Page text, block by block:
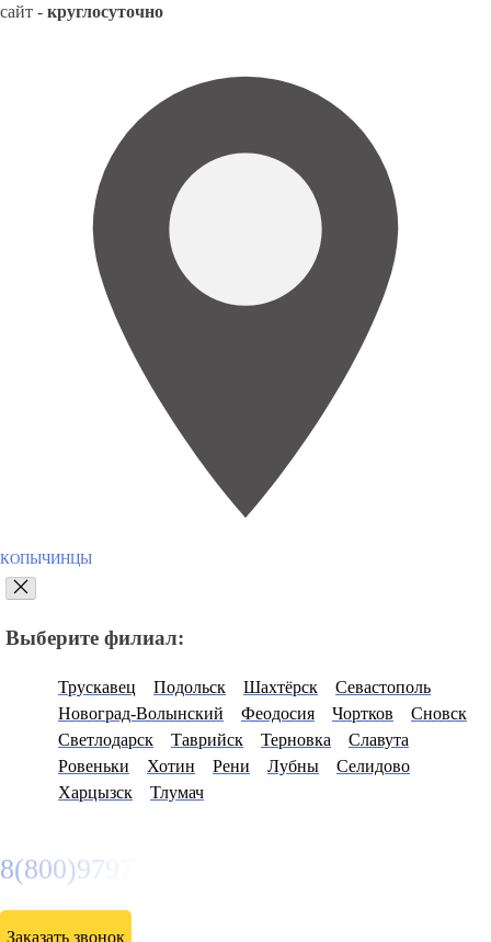
сайт - круглосуточно
КОПЫЧИНЦЫ
Выберите филиал:
Трускавец Подольск Шахтёрск
Севастополь
Новоград-Волынский
Феодосия Чортков
Сновск
Светлодарск
Таврийск Терновка
Славута
Ровеньки
Хотин Рени Лубны
Селидово
Харцызск
Тлумач
8(800)9797043
Заказать звонок